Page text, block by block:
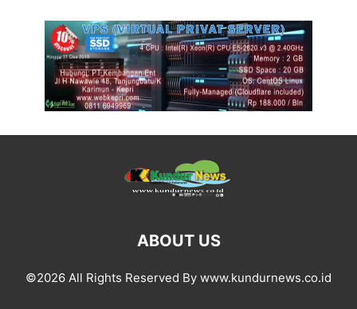
ABOUT US
©2026 All Rights Reserved By www.kundurnews.co.id